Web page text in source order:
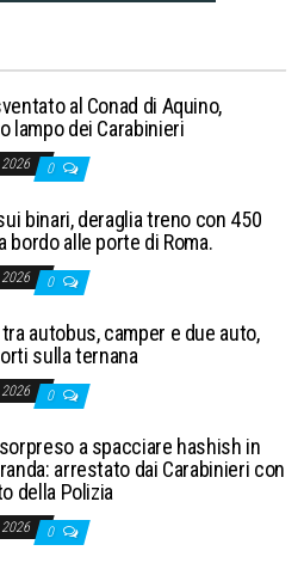
al Conad di Aquino,
lampo dei Carabinieri
0
binari, deraglia treno con 450
bordo alle porte di Roma.
0
autobus, camper e due auto,
sulla ternana
0
a spacciare hashish in
arrestato dai Carabinieri con
della Polizia
0